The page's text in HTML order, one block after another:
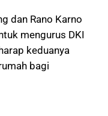
dan Rano Karno
mengurus DKI
keduanya
bagi